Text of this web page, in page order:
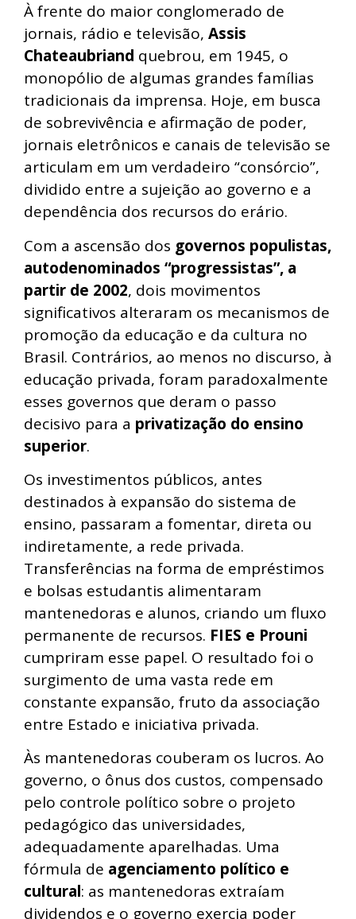
À frente do maior conglomerado de
jornais, rádio e televisão, Assis
Chateaubriand quebrou, em 1945, o
monopólio de algumas grandes famílias
tradicionais da imprensa. Hoje, em busca
de sobrevivência e afirmação de poder,
jornais eletrônicos e canais de televisão se
articulam em um verdadeiro “consórcio”,
dividido entre a sujeição ao governo e a
dependência dos recursos do erário.
Com a ascensão dos governos populistas,
autodenominados “progressistas”, a
partir de 2002, dois movimentos
significativos alteraram os mecanismos de
promoção da educação e da cultura no
Brasil. Contrários, ao menos no discurso, à
educação privada, foram paradoxalmente
esses governos que deram o passo
decisivo para a privatização do ensino
superior.
Os investimentos públicos, antes
destinados à expansão do sistema de
ensino, passaram a fomentar, direta ou
indiretamente, a rede privada.
Transferências na forma de empréstimos
e bolsas estudantis alimentaram
mantenedoras e alunos, criando um fluxo
permanente de recursos. FIES e Prouni
cumpriram esse papel. O resultado foi o
surgimento de uma vasta rede em
constante expansão, fruto da associação
entre Estado e iniciativa privada.
Às mantenedoras couberam os lucros. Ao
governo, o ônus dos custos, compensado
pelo controle político sobre o projeto
pedagógico das universidades,
adequadamente aparelhadas. Uma
fórmula de agenciamento político e
cultural: as mantenedoras extraíam
dividendos e o governo exercia poder